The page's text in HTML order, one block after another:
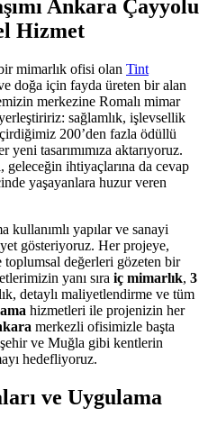
Ankara Çayyolu
Hizmet
mimarlık ofisi olan Tint
doğa için fayda üreten bir alan
merkezine Romalı mimar
sağlamlık, işlevsellik
200’den fazla ödüllü
tasarımımıza aktarıyoruz.
geleceğin ihtiyaçlarına da cevap
yaşayanlara huzur veren
kullanımlı yapılar ve sanayi
gösteriyoruz. Her projeye,
değerleri gözeten bir
yanı sıra iç mimarlık, 3
detaylı maliyetlendirme ve tüm
hizmetleri ile projenizin her
merkezli ofisimizle başta
ve Muğla gibi kentlerin
hedefliyoruz.
ve Uygulama